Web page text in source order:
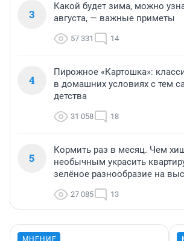
3
Какой будет зима, можно
августа, — важные приметы
57 331 14
4
Пирожное «Картошка»:
в домашних условиях с тем
детства
31 058 18
5
Кормить раз в месяц. Чем
необычным украсить
зелёное разнообразие на
27 085 13
МНЕНИЕ